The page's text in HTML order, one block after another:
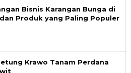
Bisnis Karangan Bunga di
Produk yang Paling Populer
Krawo Tanam Perdana